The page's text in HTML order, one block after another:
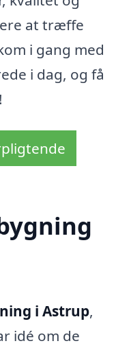
at træffe
i gang med
i dag, og få
i Astrup,
idé om de